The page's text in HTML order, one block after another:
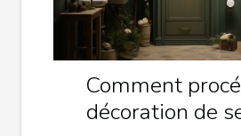
Comment
décoration de